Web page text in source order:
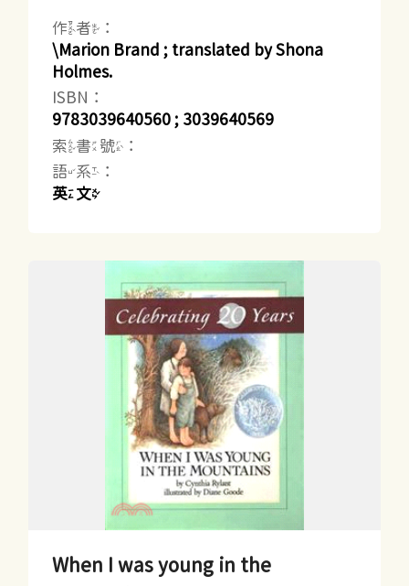
作者：
\Marion Brand ; translated by Shona
Holmes.
ISBN：
9783039640560 ; 3039640569
索書號：
語系：
英文
When I was young in the